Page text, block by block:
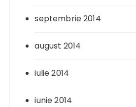
septembrie 2014
august 2014
iulie 2014
iunie 2014